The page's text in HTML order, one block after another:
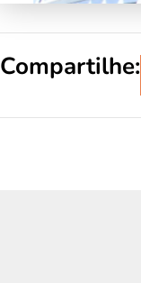
Compartilhe: